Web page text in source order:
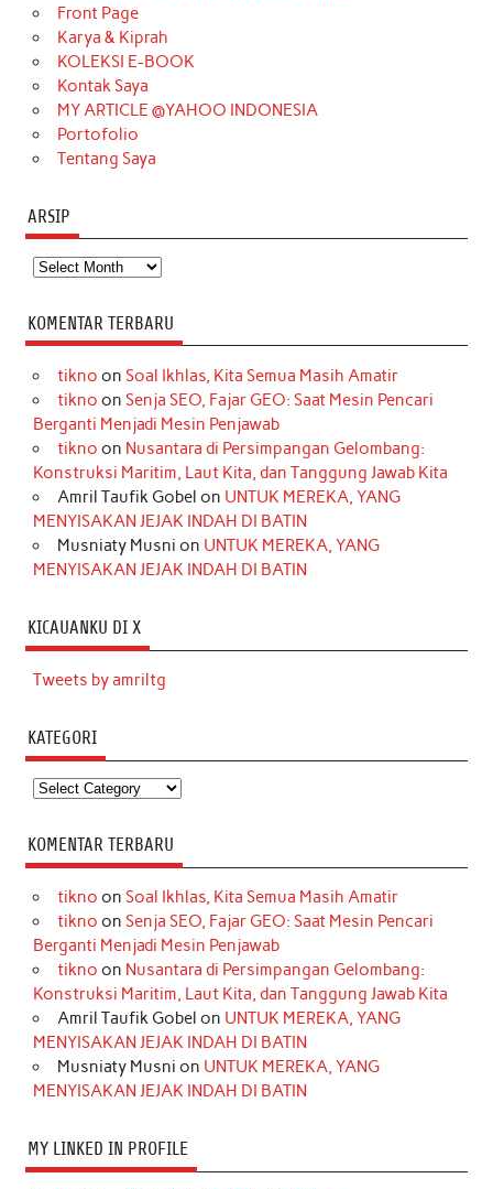
o
k
r
a
m
Front Page
Karya & Kiprah
KOLEKSI E-BOOK
Kontak Saya
MY ARTICLE @YAHOO INDONESIA
Portofolio
Tentang Saya
ARSIP
Arsip
KOMENTAR TERBARU
tikno on Soal Ikhlas, Kita Semua Masih Amatir
tikno on Senja SEO, Fajar GEO: Saat Mesin Pencari
Berganti Menjadi Mesin Penjawab
tikno on Nusantara di Persimpangan Gelombang:
Konstruksi Maritim, Laut Kita, dan Tanggung Jawab Kita
Amril Taufik Gobel on UNTUK MEREKA, YANG
MENYISAKAN JEJAK INDAH DI BATIN
Musniaty Musni on UNTUK MEREKA, YANG
MENYISAKAN JEJAK INDAH DI BATIN
KICAUANKU DI X
Tweets by amriltg
KATEGORI
Kategori
KOMENTAR TERBARU
tikno on Soal Ikhlas, Kita Semua Masih Amatir
tikno on Senja SEO, Fajar GEO: Saat Mesin Pencari
Berganti Menjadi Mesin Penjawab
tikno on Nusantara di Persimpangan Gelombang:
Konstruksi Maritim, Laut Kita, dan Tanggung Jawab Kita
Amril Taufik Gobel on UNTUK MEREKA, YANG
MENYISAKAN JEJAK INDAH DI BATIN
Musniaty Musni on UNTUK MEREKA, YANG
MENYISAKAN JEJAK INDAH DI BATIN
MY LINKED IN PROFILE